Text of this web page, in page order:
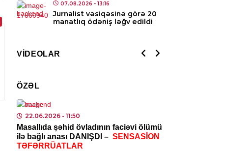
08.08.2026
Yaralanan var
“Brent” bahalaşdı
08.08.2026- 09:24
DÜNYA
07.08.2026 - 13:16
Jurnalist vəsiqəsinə görə 20
manatlıq ödəniş ləğv edildi
VIDEOLAR
02.12.2022
planını işə salır?
ÖZƏL
22.06.2026 - 11:50
Masallıda şəhid övladının faciəvi ölümü
ilə bağlı anası DANIŞDI – SENSASİON
TƏFƏRRÜATLAR